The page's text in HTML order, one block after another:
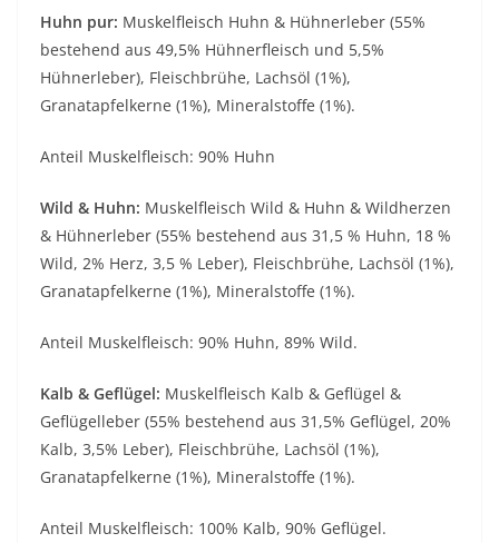
Huhn pur: Muskelfleisch Huhn & Hühnerleber (55%
bestehend aus 49,5% Hühnerfleisch und 5,5%
Hühnerleber), Fleischbrühe, Lachsöl (1%),
Granatapfelkerne (1%), Mineralstoffe (1%).
Anteil Muskelfleisch: 90% Huhn
Wild & Huhn: Muskelfleisch Wild & Huhn & Wildherzen
& Hühnerleber (55% bestehend aus 31,5 % Huhn, 18 %
Wild, 2% Herz, 3,5 % Leber), Fleischbrühe, Lachsöl (1%),
Granatapfelkerne (1%), Mineralstoffe (1%).
Anteil Muskelfleisch: 90% Huhn, 89% Wild.
Kalb & Geflügel: Muskelfleisch Kalb & Geflügel &
Geflügelleber (55% bestehend aus 31,5% Geflügel, 20%
Kalb, 3,5% Leber), Fleischbrühe, Lachsöl (1%),
Granatapfelkerne (1%), Mineralstoffe (1%).
Anteil Muskelfleisch: 100% Kalb, 90% Geflügel.